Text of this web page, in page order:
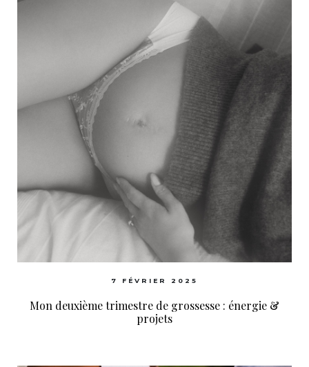
7 FÉVRIER 2025
Mon deuxième trimestre de grossesse : énergie &
projets